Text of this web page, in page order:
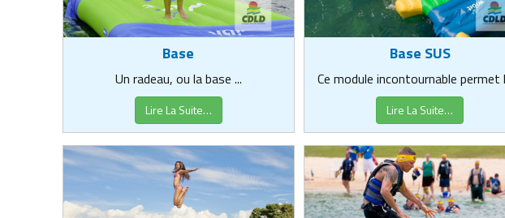
Base
Un radeau, ou la base ...
Lire La Suite…
Base SUS
Ce module incontournable permet
Lire La Suite…